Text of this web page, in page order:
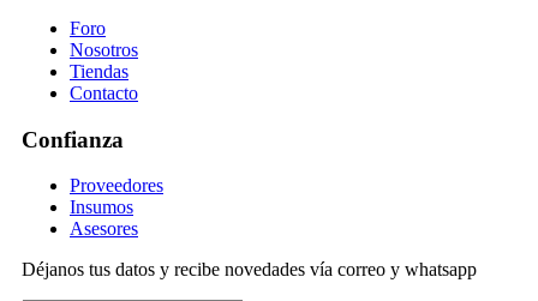
Foro
Nosotros
Tiendas
Contacto
Confianza
Proveedores
Insumos
Asesores
Déjanos tus datos y recibe novedades vía correo y whatsapp